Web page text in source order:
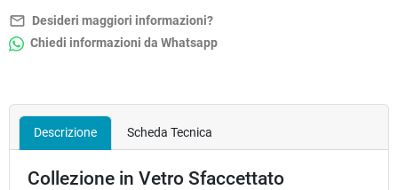
mail_outline Desideri maggiori informazioni?
Chiedi informazioni da Whatsapp
Descrizione Scheda Tecnica
Collezione in Vetro Sfaccettato